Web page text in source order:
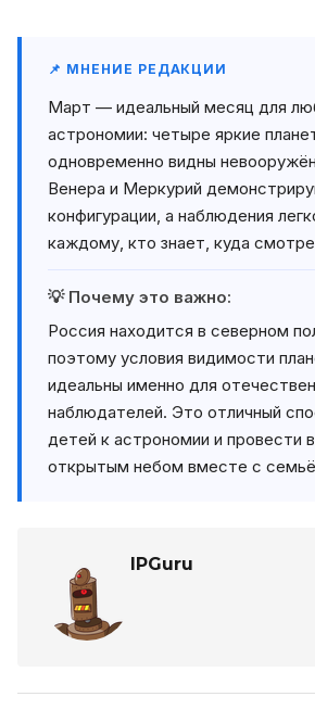
📌 МНЕНИЕ РЕДАКЦИИ
Март — идеальный месяц для
астрономии: четыре яркие
одновременно видны
Венера и Меркурий
конфигурации, а наблюдения
каждому, кто знает, куда
💡 Почему это важно:
Россия находится в северном
поэтому условия видимости
идеальны именно для
наблюдателей. Это отличный
детей к астрономии и провести
открытым небом вместе с
IPGuru